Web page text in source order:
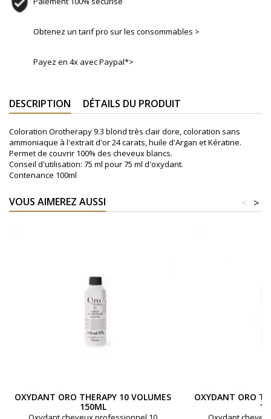
Obtenez un tarif pro sur les consommables >
Payez en 4x avec Paypal*>
DESCRIPTION DÉTAILS DU PRODUIT
Coloration Orotherapy 9.3 blond très clair dore, coloration sans
ammoniaque à l'extrait d'or 24 carats, huile d'Argan et Kératine.
Permet de couvrir 100% des cheveux blancs.
Conseil d'utilisation: 75 ml pour 75 ml d'oxydant.
Contenance 100ml
VOUS AIMEREZ AUSSI >
<
OXYDANT ORO THERAPY 10 VOLUMES
150ML
OXYDANT ORO